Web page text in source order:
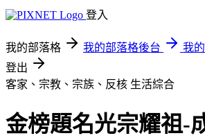
登入
我的部落格 我的部落格後台
我
登出
客家、宗教、宗族、反核 生活綜合
金榜題名光宗耀祖-